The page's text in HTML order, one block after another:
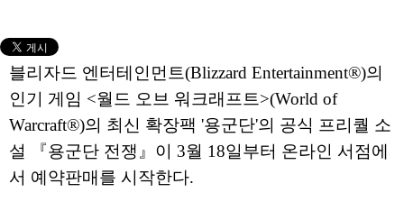
블리자드 엔터테인먼트(Blizzard Entertainment®)의
인기 게임 <월드 오브 워크래프트>(World of
Warcraft®)의 최신 확장팩 '용군단'의 공식 프리퀄 소
설 『용군단 전쟁』이 3월 18일부터 온라인 서점에
서 예약판매를 시작한다.